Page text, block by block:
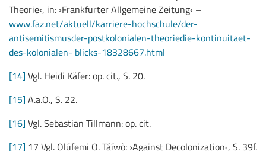
Theorie‹, in: ›Frankfurter Allgemeine Zeitung‹ –
www.faz.net/aktuell/karriere-hochschule/der-
antisemitismusder-postkolonialen-theoriedie-kontinuitaet-
des-kolonialen- blicks-18328667.html
[14] Vgl. Heidi Käfer: op. cit., S. 20.
[15] A.a.O., S. 22.
[16] Vgl. Sebastian Tillmann: op. cit.
[17] 17 Vgl. Olúfemi O. Táíwò: ›Against Decolonization‹, S. 39f.